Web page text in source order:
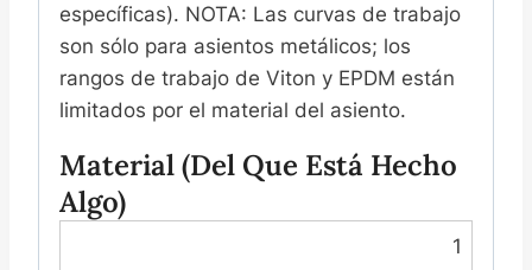
específicas). NOTA: Las curvas de trabajo
son sólo para asientos metálicos; los
rangos de trabajo de Viton y EPDM están
limitados por el material del asiento.
Material (del Que Está Hecho
Algo)
1